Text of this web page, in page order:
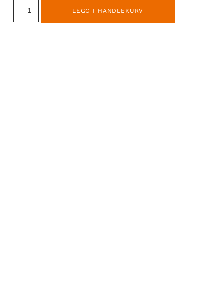
LEGG I HANDLEKURV